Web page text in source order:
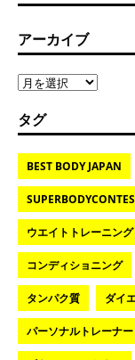
アーカイブ
タグ
BEST BODY JAPAN
ウエイトトレーニング
コンディショニング
タンパク質 ダイ
パーソナルトレーナー